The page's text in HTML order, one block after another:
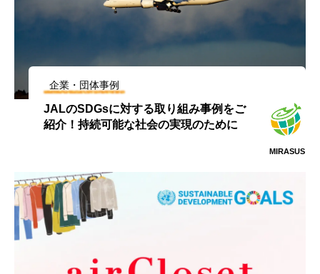
企業・団体事例
JALのSDGsに対する取り組み事例をご
紹介！持続可能な社会の実現のために
MIRASUS